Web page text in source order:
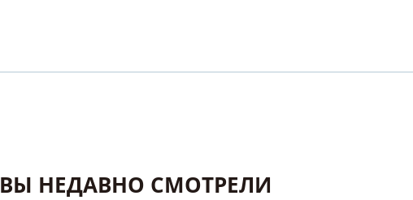
ВЫ НЕДАВНО СМОТРЕЛИ